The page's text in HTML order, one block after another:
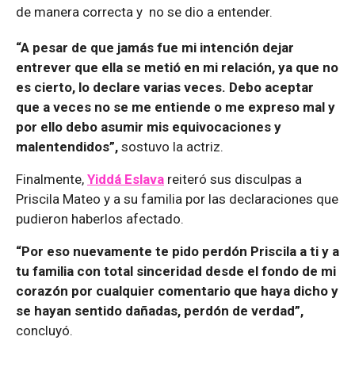
de manera correcta y no se dio a entender.
“A pesar de que jamás fue mi intención dejar
entrever que ella se metió en mi relación, ya que no
es cierto, lo declare varias veces. Debo aceptar
que a veces no se me entiende o me expreso mal y
por ello debo asumir mis equivocaciones y
malentendidos”, sostuvo la actriz.
Finalmente, Yiddá Eslava reiteró sus disculpas a
Priscila Mateo y a su familia por las declaraciones que
pudieron haberlos afectado.
“Por eso nuevamente te pido perdón Priscila a ti y a
tu familia con total sinceridad desde el fondo de mi
corazón por cualquier comentario que haya dicho y
se hayan sentido dañadas, perdón de verdad”,
concluyó.